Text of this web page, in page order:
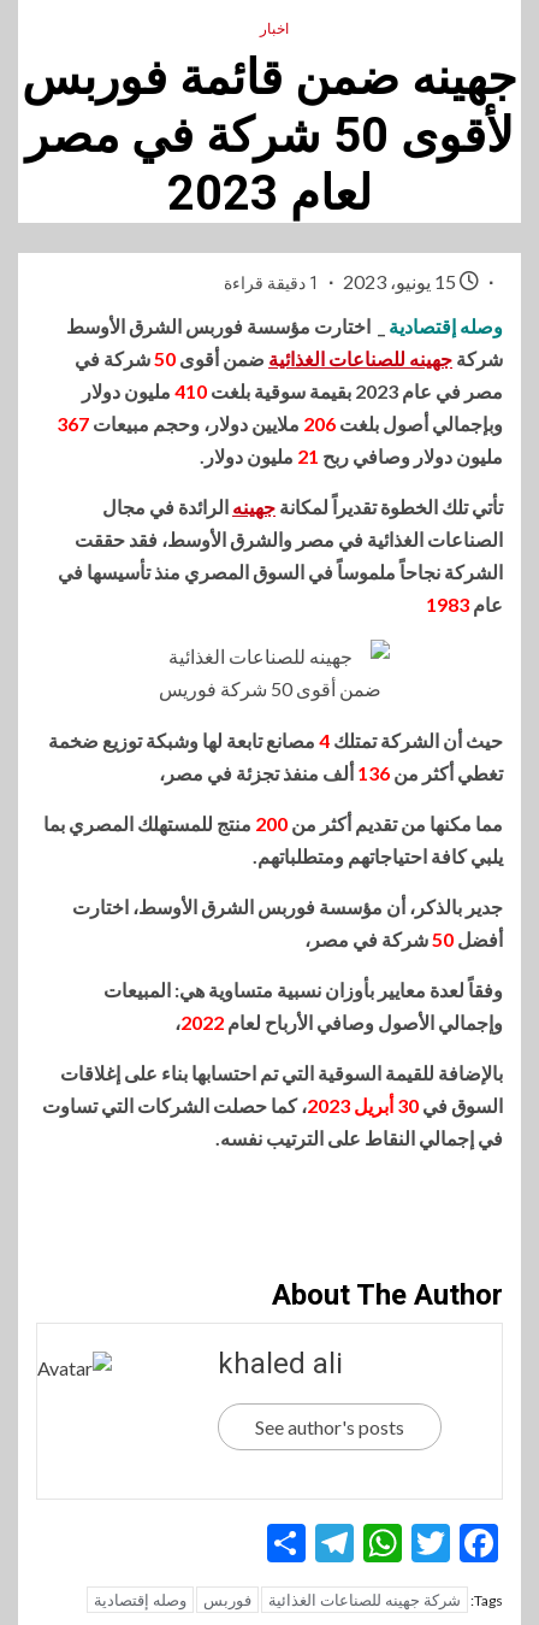
اخبار
جهينه ضمن قائمة فوربس
لأقوى 50 شركة في مصر
لعام 2023
1 دقيقة قراءة
وصله إقتصادية _ اختارت مؤسسة فوربس الشرق الأوسط
شركة جهينه للصناعات الغذائية ضمن أقوى 50شركة في
مصر في عام 2023 بقيمة سوقية بلغت
410 مليون دولار
وبإجمالي أصول بلغت 206 ملايين دولار، وحجم مبيعات 367
مليون دولار وصافي ربح 21 مليون دولار.
تأتي تلك الخطوة تقديراً لمكانة جهينه الرائدة في مجال
الصناعات الغذائية في مصر والشرق الأوسط، فقد حققت
الشركة نجاحاً ملموساً في السوق المصري منذ تأسيسها في
عام 1983
حيث أن الشركة تمتلك 4 مصانع تابعة لها وشبكة توزيع ضخمة
تغطي أكثر من 136 ألف منفذ تجزئة في مصر،
مما مكنها من تقديم أكثر من 200 منتج للمستهلك المصري بما
يلبي كافة احتياجاتهم ومتطلباتهم.
جدير بالذكر، أن مؤسسة فوربس الشرق الأوسط، اختارت
أفضل 50شركة في مصر،
وفقاً لعدة معايير بأوزان نسبية متساوية هي: المبيعات
وإجمالي الأصول وصافي الأرباح لعام 2022،
بالإضافة للقيمة السوقية التي تم احتسابها بناء على إغلاقات
السوق في 30 أبريل 2023
، كما حصلت الشركات التي تساوت
في إجمالي النقاط على الترتيب نفسه.
About The Author
khaled ali
See author's posts
Facebook
Twitter
WhatsApp
Telegram
Tags: شركة جهينه للصناعات الغذائية فوربس وصله إقتصادية